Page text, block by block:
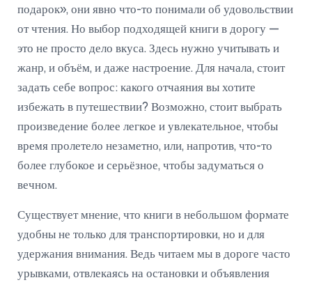
подарок», они явно что-то понимали об удовольствии
от чтения. Но выбор подходящей книги в дорогу —
это не просто дело вкуса. Здесь нужно учитывать и
жанр, и объём, и даже настроение. Для начала, стоит
задать себе вопрос: какого отчаяния вы хотите
избежать в путешествии? Возможно, стоит выбрать
произведение более легкое и увлекательное, чтобы
время пролетело незаметно, или, напротив, что-то
более глубокое и серьёзное, чтобы задуматься о
вечном.
Существует мнение, что книги в небольшом формате
удобны не только для транспортировки, но и для
удержания внимания. Ведь читаем мы в дороге часто
урывками, отвлекаясь на остановки и объявления